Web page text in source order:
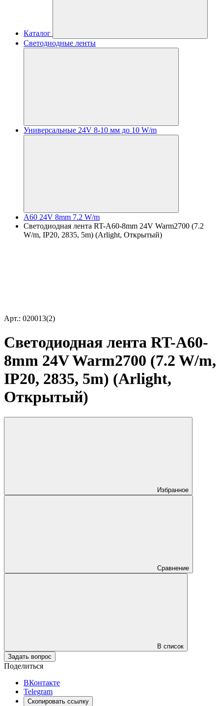
Каталог
Светодиодные ленты
Универсальные 24V 8-10 мм до 10 W/m
A60 24V 8mm 7.2 W/m
Светодиодная лента RT-A60-8mm 24V Warm2700 (7.2
W/m, IP20, 2835, 5m) (Arlight, Открытый)
Арт.: 020013(2)
Светодиодная лента RT-A60-
8mm 24V Warm2700 (7.2 W/m,
IP20, 2835, 5m) (Arlight,
Открытый)
Избранное
Сравнение
В список
Задать вопрос
Поделиться
ВКонтакте
Telegram
Скопировать ссылку